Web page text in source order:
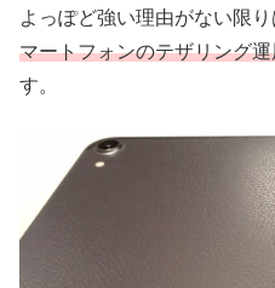
よっぽど強い理由がない限
マートフォンのテザリング運
す。